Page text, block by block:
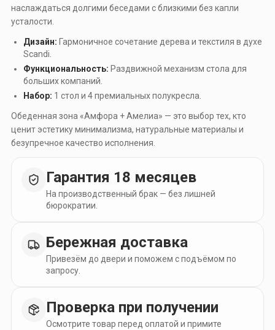
наслаждаться долгими беседами с близкими без капли
усталости.
Дизайн: Гармоничное сочетание дерева и текстиля в духе
Scandi.
Функциональность: Раздвижной механизм стола для
больших компаний.
Набор: 1 стол и 4 премиальных полукресла.
Обеденная зона «Амфора + Амелиа» — это выбор тех, кто
ценит эстетику минимализма, натуральные материалы и
безупречное качество исполнения.
Гарантия 18 месяцев
На производственный брак — без лишней
бюрократии.
Бережная доставка
Привезём до двери и поможем с подъёмом по
запросу.
Проверка при получении
Осмотрите товар перед оплатой и примите